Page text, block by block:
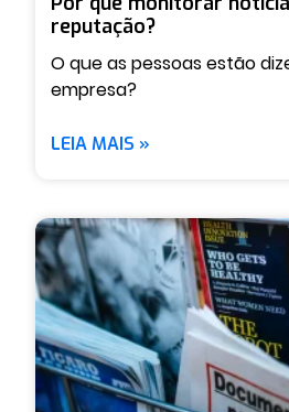
reputação?
O que as pessoas estão
empresa?
LEIA MAIS »